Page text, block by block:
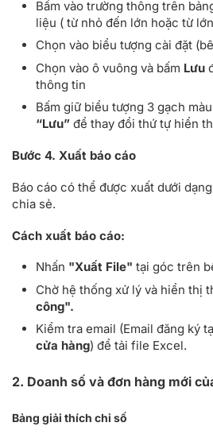
Bấm vào trường thông trên
liệu ( từ nhỏ đến lớn hoặc từ
Chọn vào biểu tượng cài đặt
Chọn vào ô vuông và bấm Lưu
thông tin
Bấm giữ biểu tượng 3 gạch
“Lưu” để thay đổi thứ tự hiển
Bước 4. Xuất báo cáo
Báo cáo có thể được xuất dưới
chia sẻ.
Cách xuất báo cáo:
Nhấn "Xuất File" tại góc trên
Chờ hệ thống xử lý và hiển thị
công".
Kiểm tra email (Email đăng ký
cửa hàng) để tải file Excel.
2. Doanh số và đơn hàng mới
Bảng giải thích chỉ số